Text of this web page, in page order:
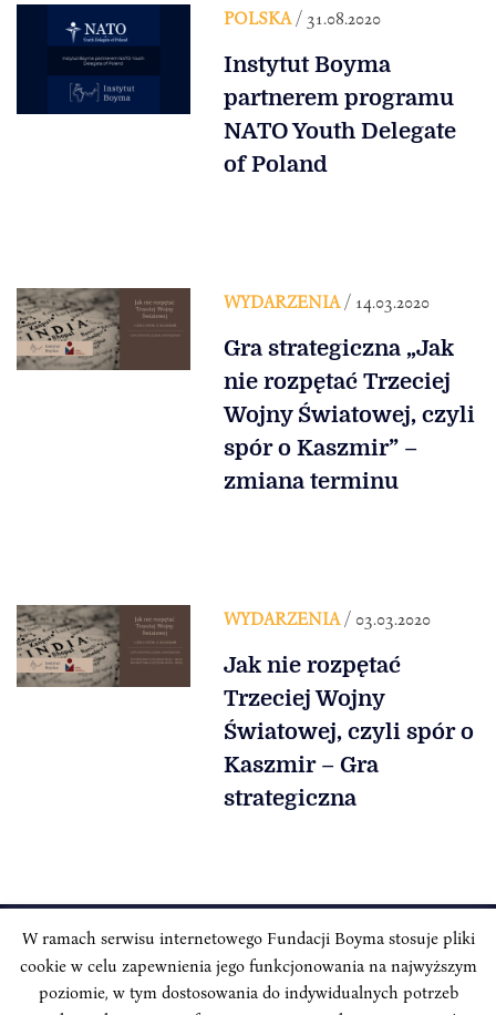
POLSKA/ 31.08.2020
Instytut Boyma
partnerem programu
NATO Youth Delegate
of Poland
WYDARZENIA/ 14.03.2020
Gra strategiczna „Jak
nie rozpętać Trzeciej
Wojny Światowej, czyli
spór o Kaszmir” –
zmiana terminu
WYDARZENIA/ 03.03.2020
Jak nie rozpętać
Trzeciej Wojny
Światowej, czyli spór o
Kaszmir – Gra
strategiczna
INSTYTUT BOYMA / Asian Century
Adres korespondencyjny: ul. Freta 11/5, 00-027 Warszawa
W ramach serwisu internetowego Fundacji Boyma stosuje pliki
cookie w celu zapewnienia jego funkcjonowania na najwyższym
poziomie, w tym dostosowania do indywidualnych potrzeb